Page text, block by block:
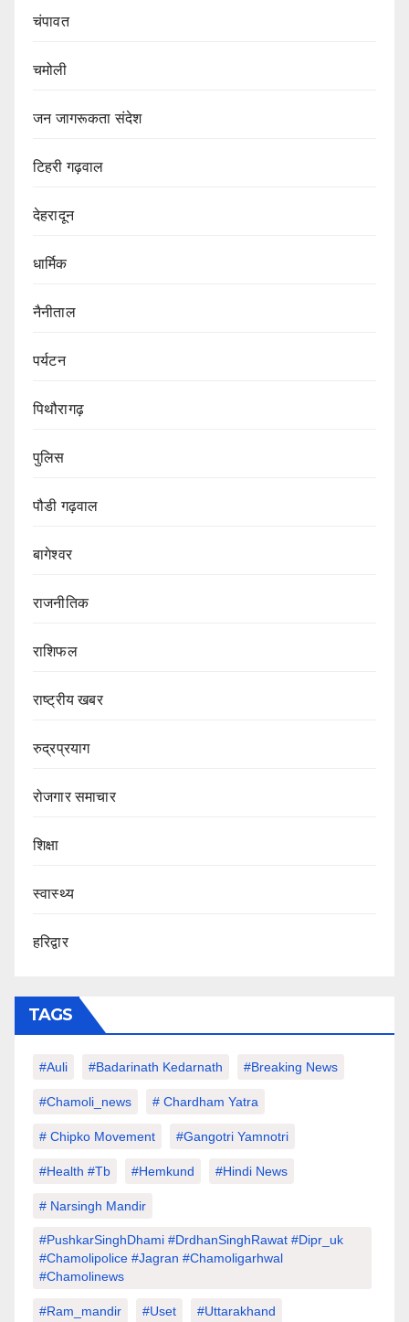
चंपावत
चमोली
जन जागरूकता संदेश
टिहरी गढ़वाल
देहरादून
धार्मिक
नैनीताल
पर्यटन
पिथौरागढ़
पुलिस
पौडी गढ़वाल
बागेश्वर
राजनीतिक
राशिफल
राष्ट्रीय खबर
रुद्रप्रयाग
रोजगार समाचार
शिक्षा
स्वास्थ्य
हरिद्वार
TAGS
#auli #Badarinath Kedarnath #Breaking News
#chamoli_news # Chardham Yatra
# Chipko Movement #Gangotri Yamnotri
#Health #tb #hemkund #hindi News
# Narsingh Mandir
#PushkarSinghDhami #drdhanSinghRawat #dipr_uk
#chamolipolice #Jagran #chamoligarhwal
#chamolinews
#Ram_mandir #uset #uttarakhand